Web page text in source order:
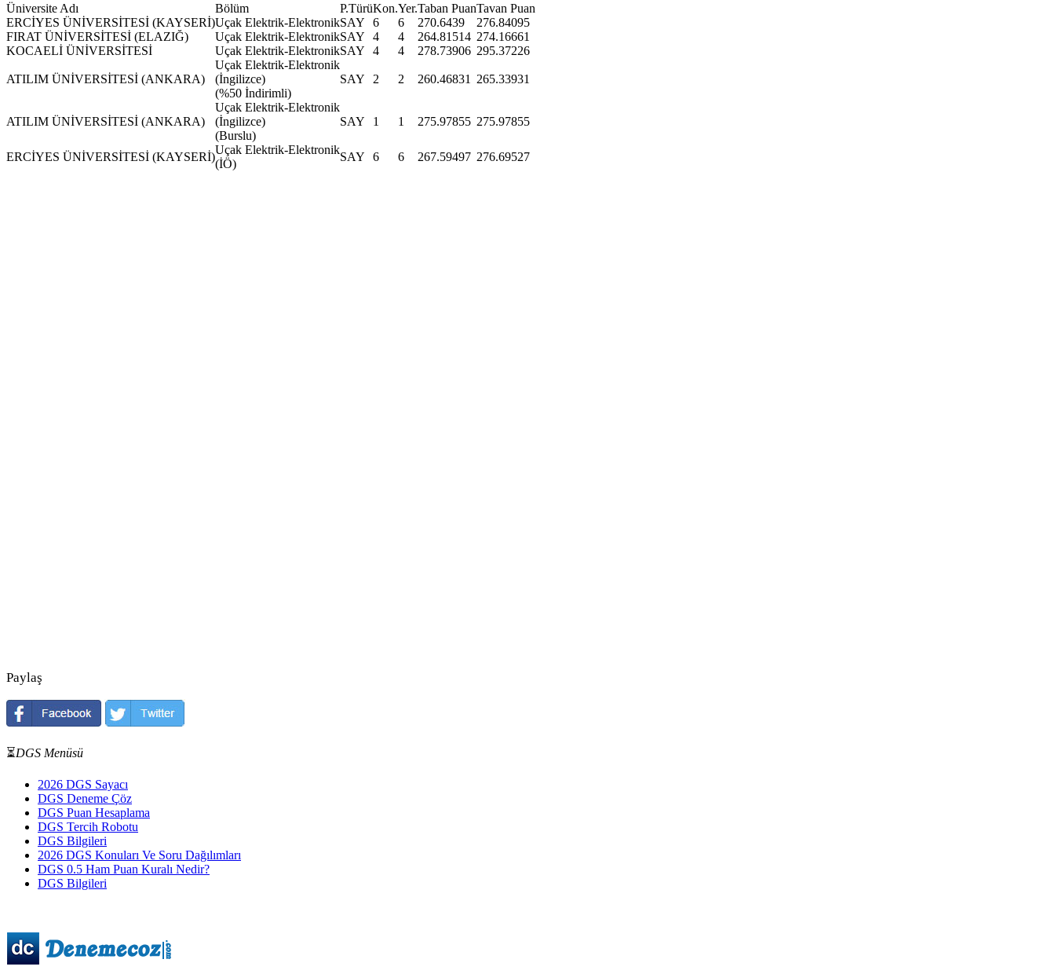
Üniversite Adı Bölüm P.TürüKon.Yer.Taban PuanTavan Puan
ERCİYES ÜNİVERSİTESİ (KAYSERİ)Uçak Elektrik-ElektronikSAY 6 6 270.6439
276.84095
FIRAT ÜNİVERSİTESİ (ELAZIĞ)
Uçak Elektrik-ElektronikSAY 4 4 264.81514 274.16661
KOCAELİ ÜNİVERSİTESİ
Uçak Elektrik-ElektronikSAY 4 4 278.73906 295.37226
ATILIM ÜNİVERSİTESİ (ANKARA)
Uçak Elektrik-Elektronik
(İngilizce)
(%50 İndirimli)
SAY 2 2 260.46831 265.33931
ATILIM ÜNİVERSİTESİ (ANKARA)
Uçak Elektrik-Elektronik
(İngilizce)
(Burslu)
SAY 1 1 275.97855 275.97855
ERCİYES ÜNİVERSİTESİ (KAYSERİ)
Uçak Elektrik-Elektronik
(İÖ)
SAY 6 6 267.59497 276.69527
Paylaş
⏳DGS Menüsü
2026 DGS Sayacı
DGS Deneme Çöz
DGS Puan Hesaplama
DGS Tercih Robotu
DGS Bilgileri
2026 DGS Konuları Ve Soru Dağılımları
DGS 0.5 Ham Puan Kuralı Nedir?
DGS Bilgileri